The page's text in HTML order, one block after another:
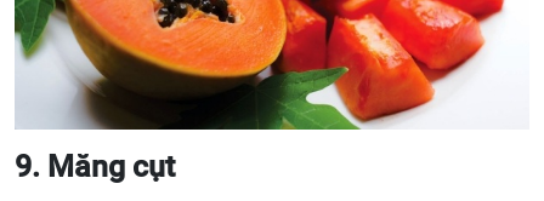
9. Măng cụt